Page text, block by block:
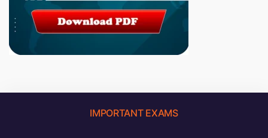
IMPORTANT EXAMS